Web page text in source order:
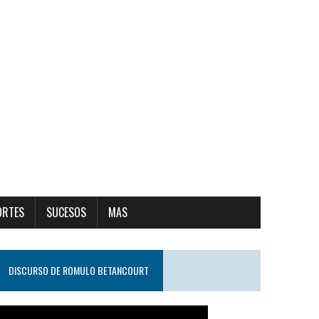
SUCESOS MAS
DISCURSO DE ROMULO BETANCOURT